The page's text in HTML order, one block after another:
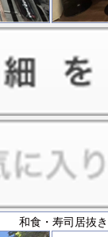
和食・寿司居抜き